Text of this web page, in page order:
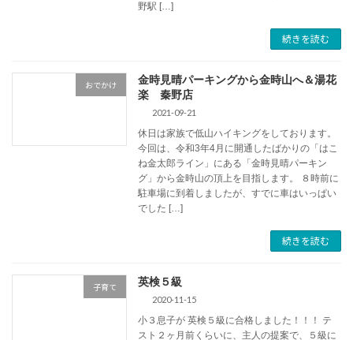
野駅 […]
続きを読む
おでかけ
金時見晴パーキングから金時山へ＆湯花
楽 秦野店
2021-09-21
休日は家族で低山ハイキングをしております。
今回は、令和3年4月に開通したばかりの「はこ
ね金太郎ライン」にある「金時見晴パーキン
グ」から金時山の頂上を目指します。 ８時前に
駐車場に到着しましたが、すでに車はいっぱい
でした […]
続きを読む
子育て 英検５級
2020-11-15
小３息子が 英検５級に合格しました！！！ テ
スト２ヶ月前くらいに、主人の提案で、５級に